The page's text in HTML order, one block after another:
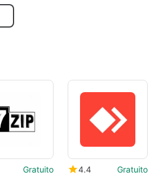
Gratuito 4.4 Gratuito